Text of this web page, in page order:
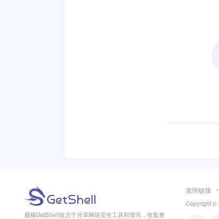
极核GetShell致力于分享网络安全工具和资讯，收集整
友情链接
Copyright ©